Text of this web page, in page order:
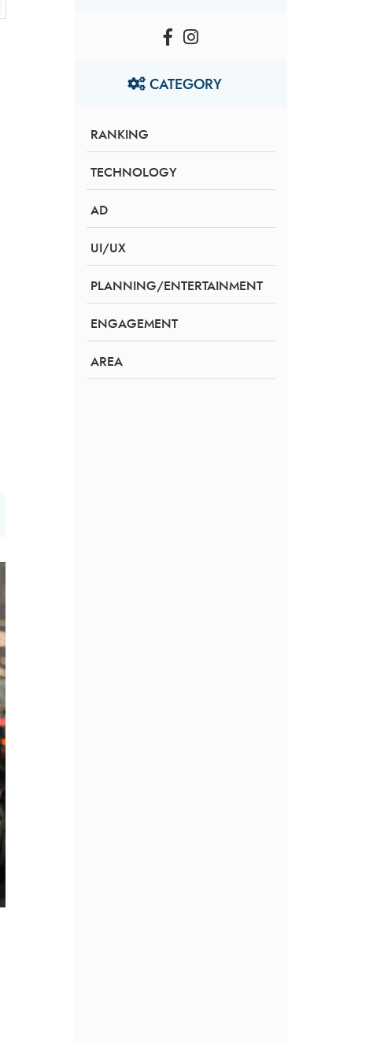
CATEGORY
RANKING
TECHNOLOGY
AD
UI/UX
PLANNING/ENTERTAINMENT
ENGAGEMENT
AREA